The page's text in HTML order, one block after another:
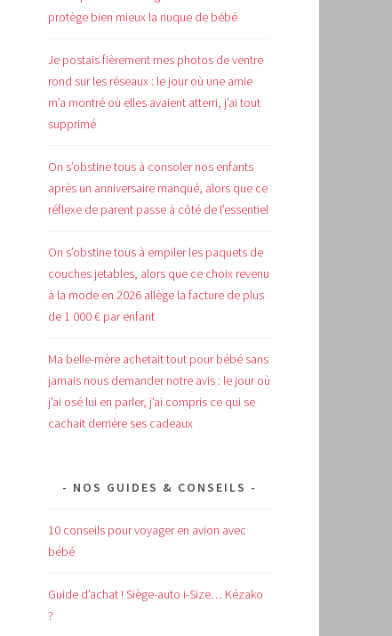
protège bien mieux la nuque de bébé
Je postais fièrement mes photos de ventre
rond sur les réseaux : le jour où une amie
m’a montré où elles avaient atterri, j’ai tout
supprimé
On s’obstine tous à consoler nos enfants
après un anniversaire manqué, alors que ce
réflexe de parent passe à côté de l’essentiel
On s’obstine tous à empiler les paquets de
couches jetables, alors que ce choix revenu
à la mode en 2026 allège la facture de plus
de 1 000 € par enfant
Ma belle-mère achetait tout pour bébé sans
jamais nous demander notre avis : le jour où
j’ai osé lui en parler, j’ai compris ce qui se
cachait derrière ses cadeaux
NOS GUIDES & CONSEILS
10 conseils pour voyager en avion avec
bébé
Guide d’achat ! Siège-auto i-Size… Kézako
?